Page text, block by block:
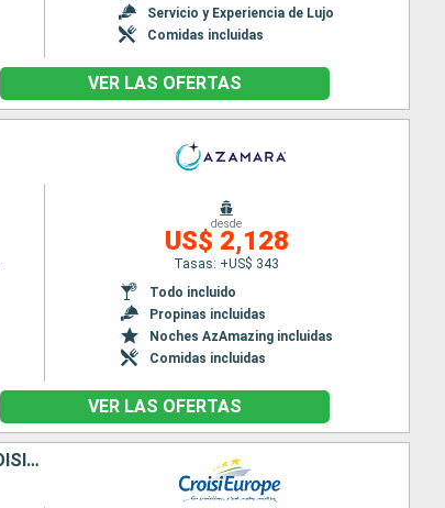
Servicio y Experiencia de Lujo
Comidas incluidas
VER LAS OFERTAS
desde
US$ 2,128
Tasas: +US$ 343
Todo incluido
Propinas incluidas
Noches AzAmazing incluidas
Comidas incluidas
VER LAS OFERTAS
DU PAYS BASQUE À BORDEAUX - GASTRONOMIE AU PIED DES PYRÉNÉES ET CROISIÈRE DÉCOUVERTE BORDEAUX ET SA RÉGION